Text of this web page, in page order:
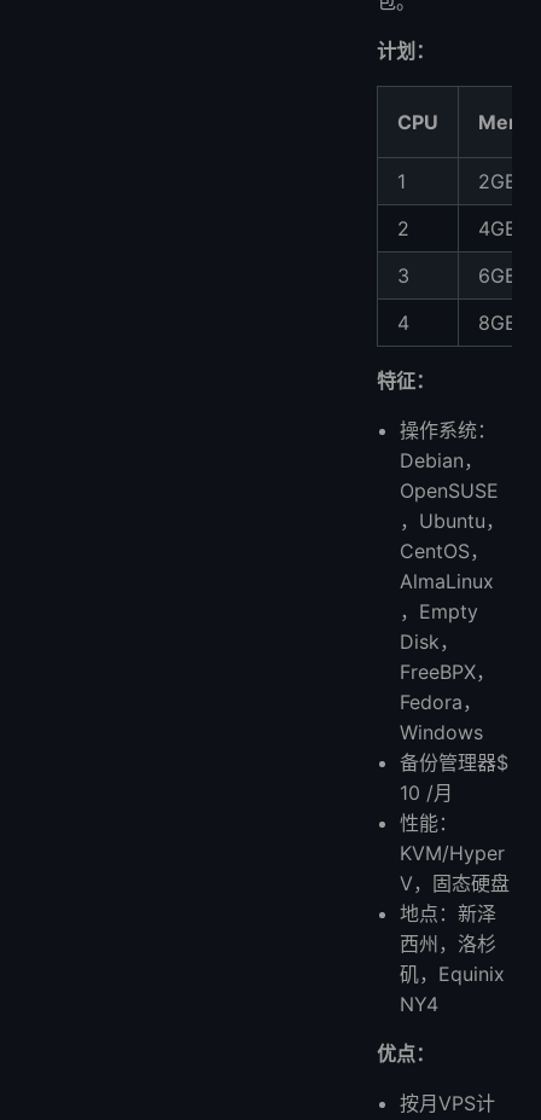
计划：
CPU
1
2GB
2
4GB
3
6GB
4
8GB
特征：
操作系统：
Debian，
OpenSUSE
，Ubuntu，
CentOS，
AlmaLinux
，Empty
Disk，
FreeBPX，
Fedora，
Windows
备份管理器$
10 /月
性能：
KVM/Hyper
V，固态硬盘
地点：新泽
西州，洛杉
矶，Equinix
NY4
优点：
按月VPS计